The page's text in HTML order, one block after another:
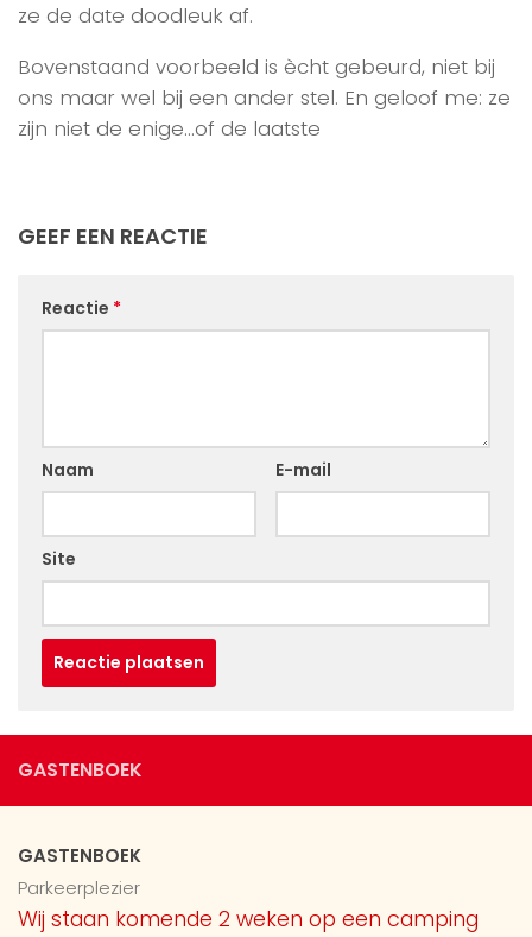
ze de date doodleuk af.
Bovenstaand voorbeeld is ècht gebeurd, niet bij
ons maar wel bij een ander stel. En geloof me: ze
zijn niet de enige…of de laatste
GEEF EEN REACTIE
Reactie *
Naam E-mail
Site
GASTENBOEK
GASTENBOEK
Parkeerplezier
Wij staan komende 2 weken op een camping